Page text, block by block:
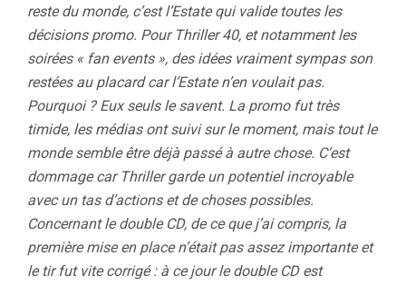
reste du monde, c’est l’Estate qui valide toutes les
décisions promo. Pour Thriller 40, et notamment les
soirées « fan events », des idées vraiment sympas son
restées au placard car l’Estate n’en voulait pas.
Pourquoi ? Eux seuls le savent. La promo fut très
timide, les médias ont suivi sur le moment, mais tout le
monde semble être déjà passé à autre chose. C’est
dommage car Thriller garde un potentiel incroyable
avec un tas d’actions et de choses possibles.
Concernant le double CD, de ce que j’ai compris, la
première mise en place n’était pas assez importante et
le tir fut vite corrigé : à ce jour le double CD est